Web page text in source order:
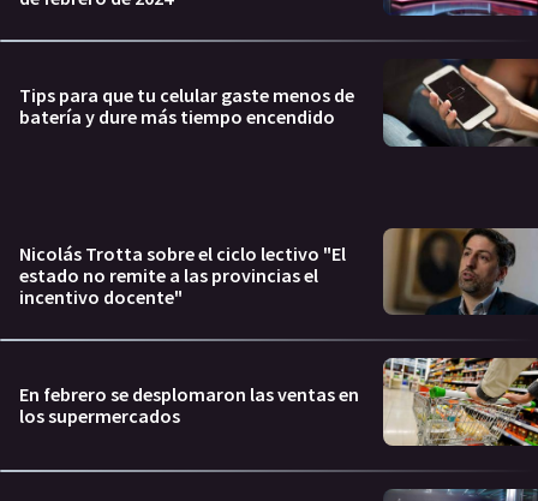
Tips para que tu celular gaste menos de
batería y dure más tiempo encendido
Nicolás Trotta sobre el ciclo lectivo "El
estado no remite a las provincias el
incentivo docente"
En febrero se desplomaron las ventas en
los supermercados